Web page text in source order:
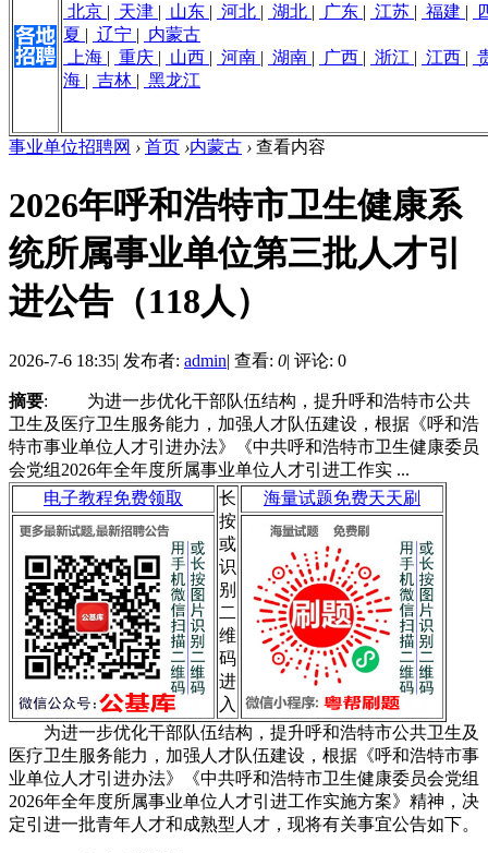
北京 | 天津 | 山东 | 河北 | 湖北 | 广东 | 江苏 | 福建 |
夏 | 辽宁 | 内蒙古
上海 | 重庆 | 山西 | 河南 | 湖南 | 广西 | 浙江 | 江西 |
海 | 吉林 | 黑龙江
事业单位招聘网 › 首页 ›内蒙古 › 查看内容
2026年呼和浩特市卫生健康系
统所属事业单位第三批人才引
进公告（118人）
2026-7-6 18:35| 发布者: admin| 查看: 0| 评论: 0
摘要: 为进一步优化干部队伍结构，提升呼和浩特市公共
卫生及医疗卫生服务能力，加强人才队伍建设，根据《呼和浩
特市事业单位人才引进办法》《中共呼和浩特市卫生健康委员
会党组2026年全年度所属事业单位人才引进工作实 ...
电子教程免费领取
长
按
或
识
别
二
维
码
进
入
海量试题免费天天刷
为进一步优化干部队伍结构，提升呼和浩特市公共卫生及
医疗卫生服务能力，加强人才队伍建设，根据《呼和浩特市事
业单位人才引进办法》《中共呼和浩特市卫生健康委员会党组
2026年全年度所属事业单位人才引进工作实施方案》精神，决
定引进一批青年人才和成熟型人才，现将有关事宜公告如下。